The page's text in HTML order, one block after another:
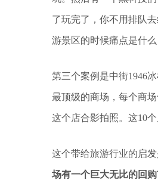
了玩完了，你不用排队
游景区的时候痛点是什
第三个案例是中街1946
最顶级的商场，每个商
这个店合影拍照。这10
这个带给旅游行业的启发
场有一个巨大无比的回购